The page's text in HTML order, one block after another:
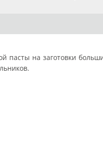
пасты на заготовки